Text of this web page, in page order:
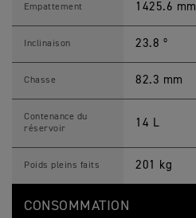
Empattement 1425.6 mm
Inclinaison 23.8 º
Chasse 82.3 mm
Contenance du
réservoir
14 L
Poids pleins faits 201 kg
CONSOMMATION